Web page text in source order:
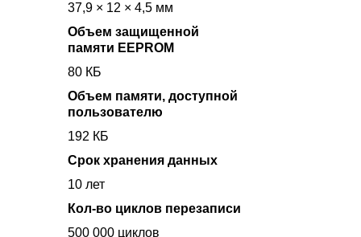
37,9 × 12 × 4,5 мм
Объем памяти, доступной
пользователю
192 КБ
Объем защищенной
памяти EEPROM
80 КБ
Срок хранения данных
10 лет
Кол-во циклов перезаписи
500 000 циклов